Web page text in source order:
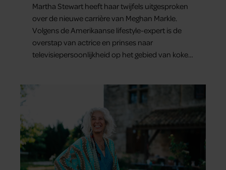
Martha Stewart heeft haar twijfels uitgesproken
over de nieuwe carrière van Meghan Markle.
Volgens de Amerikaanse lifestyle-expert is de
overstap van actrice en prinses naar
televisiepersoonlijkheid op het gebied van koken